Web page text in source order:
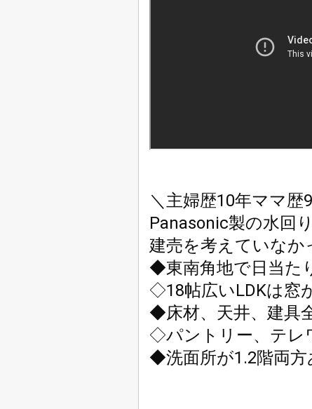
＼主婦歴10年ママ歴
Panasonic製の水回
建売を考えていなか
◆東南角地で日当た
◇18帖広いLDKは窓
◆床材、天井、建具
◇パントリー、テレ
◆洗面所が1.2階両